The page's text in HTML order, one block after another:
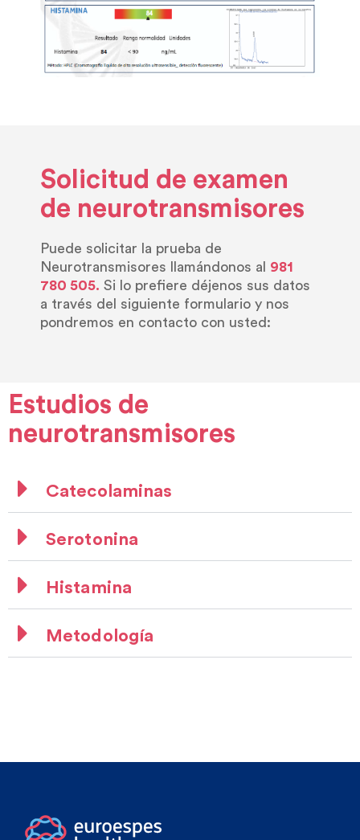
Solicitud de examen
de neurotransmisores
Puede solicitar la prueba de
Neurotransmisores llamándonos al 981
780 505. Si lo prefiere déjenos sus datos
a través del siguiente formulario y nos
pondremos en contacto con usted:
Estudios de
neurotransmisores
Catecolaminas
Serotonina
Histamina
Metodología